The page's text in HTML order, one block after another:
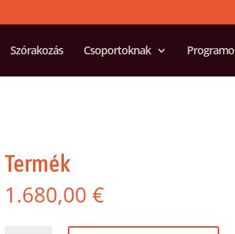
Szórakozás Csoportoknak
Termék
1.680,00 €